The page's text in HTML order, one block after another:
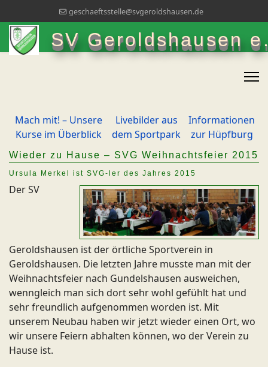
geschaeftsstelle@svgeroldshausen.de
SV Geroldshausen
Mach mit! – Unsere
Kurse im Überblick
Livebilder aus
dem Sportpark
Informationen
zur Hüpfburg
Wieder zu Hause – SVG Weihnachtsfeier 2015
Ursula Merkel ist SVG-ler des Jahres 2015
Der SV
Geroldshausen ist der örtliche Sportverein in
Geroldshausen. Die letzten Jahre musste man mit der
Weihnachtsfeier nach Gundelshausen ausweichen,
wenngleich man sich dort sehr wohl gefühlt hat und
sehr freundlich aufgenommen worden ist. Mit
unserem Neubau haben wir jetzt wieder einen Ort, wo
wir unsere Feiern abhalten können, wo der Verein zu
Hause ist.